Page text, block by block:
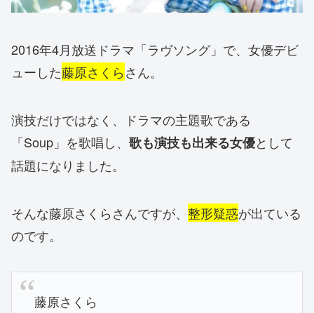
2016年4月放送ドラマ「ラヴソング」で、女優デビ
ューした藤原さくらさん。
演技だけではなく、ドラマの主題歌である
「Soup」を歌唱し、 歌も演技も出来る女優として
話題になりました。
そんな藤原さくらさんですが、 整形疑惑が出ている
のです。
藤原さくら